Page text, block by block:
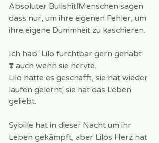
Absoluter Bullshit❗️Menschen sagen
dass nur, um ihre eigenen Fehler, um
ihre eigene Dummheit zu kaschieren.
Ich hab´ Lilo furchtbar gern gehabt
❣️ auch wenn sie nervte.
Lilo hatte es geschafft, sie hat wieder
laufen gelernt, sie hat das Leben
geliebt.
Sybille hat in dieser Nacht um ihr
Leben gekämpft, aber Lilos Herz hat